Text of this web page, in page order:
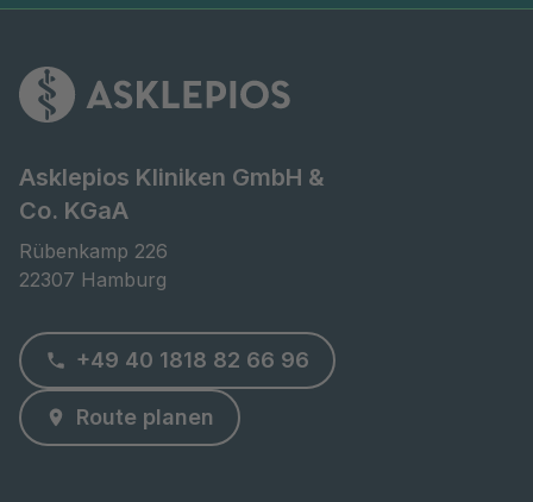
Asklepios Kliniken GmbH &
Co. KGaA
Rübenkamp 226
22307 Hamburg
+49 40 1818 82 66 96
Route planen